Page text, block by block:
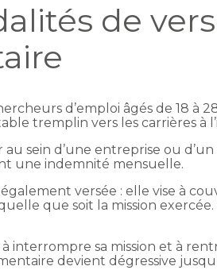
de
d’emploi âgés de 18 à
tremplin vers les carrières à
sein d’une entreprise ou
une indemnité mensuelle.
versée : elle vise à
que soit la mission
interrompre sa mission et à
devient dégressive